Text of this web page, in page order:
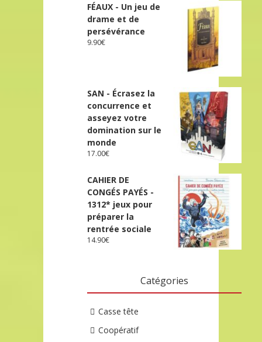
FÉAUX - Un jeu de
drame et de
persévérance
9.90€
SAN - Écrasez la
concurrence et
asseyez votre
domination sur le
monde
17.00€
CAHIER DE
CONGÉS PAYÉS -
1312* jeux pour
préparer la
rentrée sociale
14.90€
Catégories
Casse tête
Coopératif